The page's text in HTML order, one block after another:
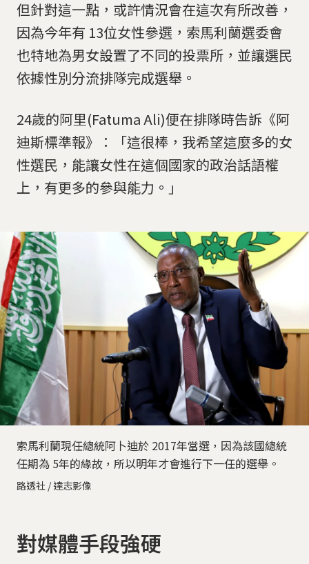
但針對這一點，或許情況會在這次有所改善，
因為今年有 13位女性參選，索馬利蘭選委會
也特地為男女設置了不同的投票所，並讓選民
依據性別分流排隊完成選舉。
24歲的阿里(Fatuma Ali)便在排隊時告訴《阿
迪斯標準報》：「這很棒，我希望這麼多的女
性選民，能讓女性在這個國家的政治話語權
上，有更多的參與能力。」
索馬利蘭現任總統阿卜迪於 2017年當選，因為該國總統
任期為 5年的緣故，所以明年才會進行下一任的選舉。
路透社 / 達志影像
對媒體手段強硬